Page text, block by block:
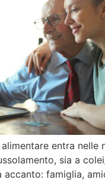
entra nelle
sia a
famiglia,